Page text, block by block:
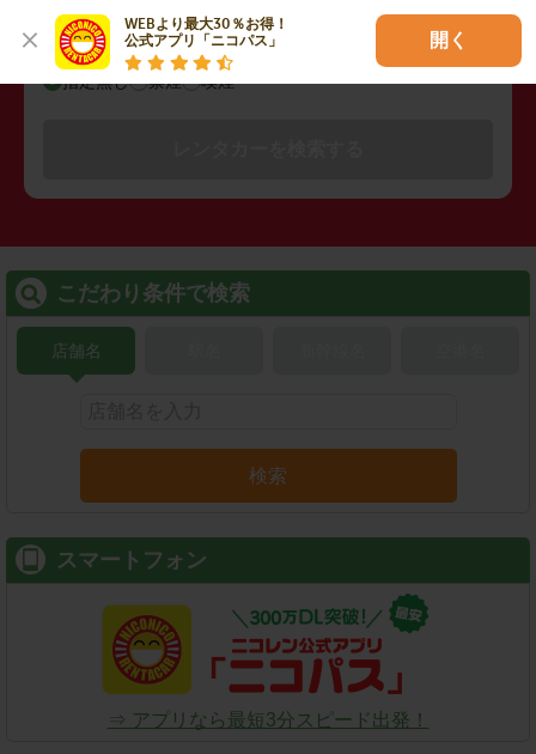
WEBより最大30％お得！
公式アプリ「ニコパス」
開く
禁煙/喫煙
指定無し 禁煙 喫煙
こだわり条件で検索
店舗名
検索
スマートフォン
⇒ アプリなら最短3分スピード出発！